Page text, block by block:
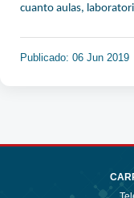
cuanto aulas,
Publicado: 06 Jun 2019